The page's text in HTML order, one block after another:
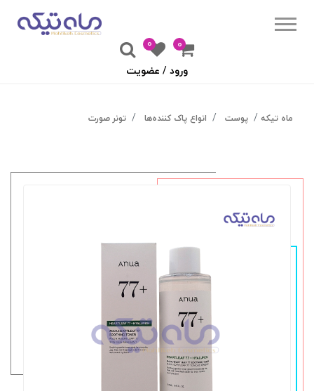
۰
0
ورود / عضویت
ماه تیکه پوست انواع پاک کننده‌ها تونر صورت